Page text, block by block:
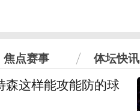
焦点赛事 体坛快讯
这样能攻能防的球